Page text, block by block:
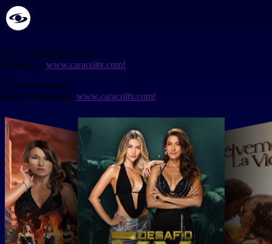
¡Ahora encuentra nuestro
catálogo en www.caracoltv.com!
¡Ahora encuentra
nuestro catálogo en www.caracoltv.com!